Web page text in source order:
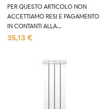
PER QUESTO ARTICOLO NON
ACCETTIAMO RESI E PAGAMENTO
IN CONTANTI ALLA...
35,13 €